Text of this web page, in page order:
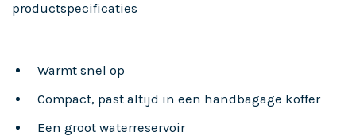
productspecificaties
Warmt snel op
Compact, past altijd in een handbagage koffer
Een groot waterreservoir